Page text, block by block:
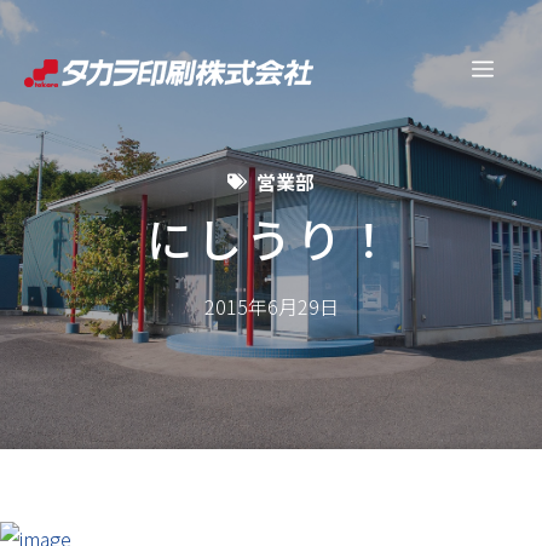
コ
ン
へ
ス
キ
プ
メ
ュ
ー
営業部
にしうり！
2015年6月29日